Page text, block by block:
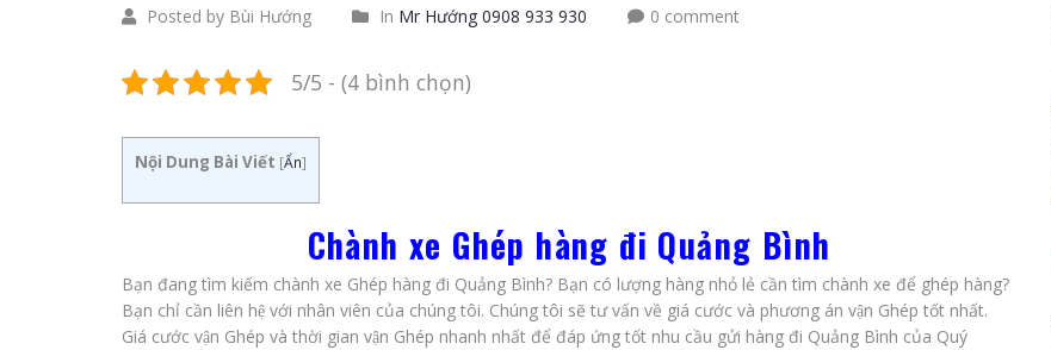
Posted by Bùi Hướng In Mr Hướng 0908 933 930 0 comment
5/5 - (4 bình chọn)
Nội Dung Bài Viết [Ẩn]
Chành xe Ghép hàng đi Quảng Bình
Bạn đang tìm kiếm chành xe Ghép hàng đi Quảng Bình? Bạn có lượng hàng nhỏ lẻ cần tìm chành xe để ghép hàng?
Bạn chỉ cần liên hệ với nhân viên của chúng tôi. Chúng tôi sẽ tư vấn về giá cước và phương án vận Ghép tốt nhất.
Giá cước vận Ghép và thời gian vận Ghép nhanh nhất để đáp ứng tốt nhu cầu gửi hàng đi Quảng Bình của Quý